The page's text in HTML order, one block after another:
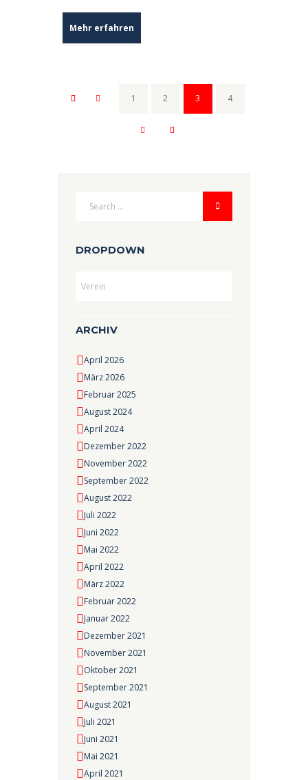
Mehr erfahren
1 2 3 4
DROPDOWN
ARCHIV
April 2026
März 2026
Februar 2025
August 2024
April 2024
Dezember 2022
November 2022
September 2022
August 2022
Juli 2022
Juni 2022
Mai 2022
April 2022
März 2022
Februar 2022
Januar 2022
Dezember 2021
November 2021
Oktober 2021
September 2021
August 2021
Juli 2021
Juni 2021
Mai 2021
April 2021